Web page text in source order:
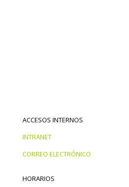
ACCESOS INTERNOS
INTRANET
CORREO ELECTRÓNICO
HORARIOS